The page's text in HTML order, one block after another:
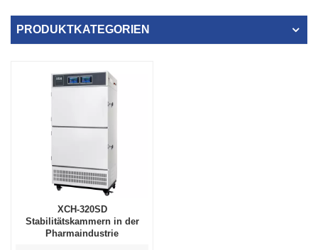
PRODUKTKATEGORIEN
XCH-320SD
Stabilitätskammern in der
Pharmaindustrie